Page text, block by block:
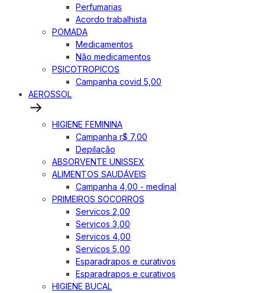
Perfumarias
Acordo trabalhista
POMADA
Medicamentos
Não medicamentos
PSICOTROPICOS
Campanha covid 5,00
AEROSSOL
HIGIENE FEMININA
Campanha r$ 7,00
Depilação
ABSORVENTE UNISSEX
ALIMENTOS SAUDÁVEIS
Campanha 4,00 - medinal
PRIMEIROS SOCORROS
Servicos 2,00
Servicos 3,00
Servicos 4,00
Servicos 5,00
Esparadrapos e curativos
Esparadrapos e curativos
HIGIENE BUCAL